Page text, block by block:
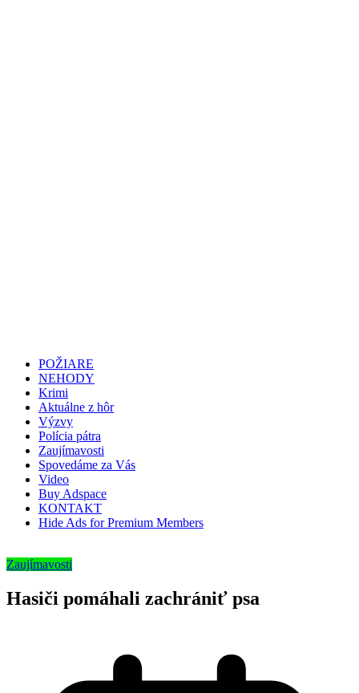
POŽIARE
NEHODY
Krimi
Aktuálne z hôr
Výzvy
Polícia pátra
Zaujímavosti
Spovedáme za Vás
Video
Buy Adspace
KONTAKT
Hide Ads for Premium Members
Zaujímavosti
Hasiči pomáhali zachrániť psa